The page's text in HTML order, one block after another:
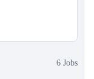
6 Jobs